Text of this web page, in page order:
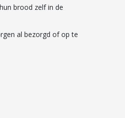
brood zelf in de
al bezorgd of op te